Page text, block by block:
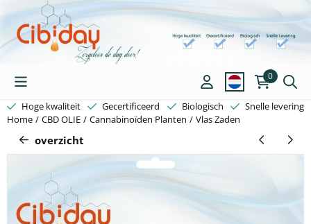
Cookievoorkeuren zijn beschikbaar. Kies instellingen of sta alle
0
Hoge kwaliteit Gecertificeerd Biologisch
Snelle levering
Home / CBD OLIE / Cannabinoïden Planten / Vlas Zaden
overzicht